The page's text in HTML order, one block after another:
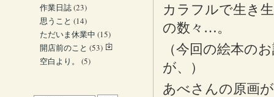
カラフルで生き
の数々…。
（今回の絵本の
が、）
あべさんの原画
作業日誌(23)
思うこと (14)
ただいま休業中 (15)
開店前のこと (53)
空白より。
(5)